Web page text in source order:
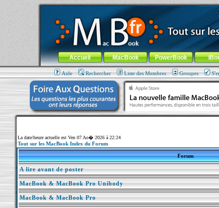
MacBook-fr.com : 100% Apple... 100% nomade !
Aller au contenu-Aller au menu général-Aller au menu de
Menu général
Accueil MacBook PowerBook
Aide Rechercher Liste des Membres Groupes
La date/heure actuelle est Ven 07 Ao� 2026 à 22:24
Tout sur les MacBook Index du Forum
Forum
A lire avant de poster
MacBook & MacBook Pro Unibody
MacBook & MacBook Pro